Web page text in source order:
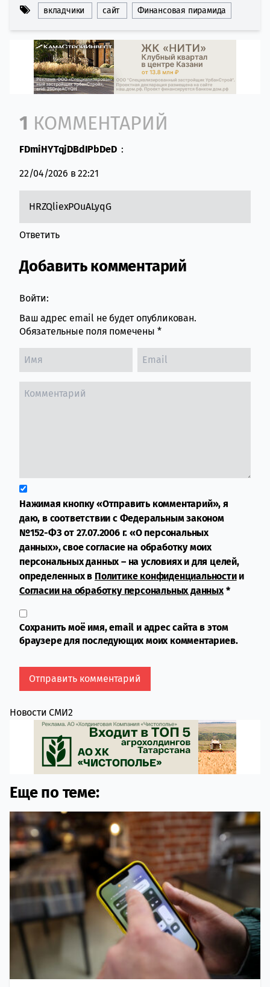
вкладчики сайт Финансовая пирамида
Comment section
1 КОММЕНТАРИЙ
FDmiHYTqjDBdIPbDeD :
22/04/2026 в 22:21
HRZQliexPOuALyqG
Ответить
Добавить комментарий
Войти:
Ваш адрес email не будет опубликован.
Обязательные поля помечены *
Нажимая кнопку «Отправить комментарий», я
даю, в соответствии с Федеральным законом
№152-ФЗ от 27.07.2006 г. «О персональных
данных», свое согласие на обработку моих
персональных данных – на условиях и для целей,
определенных в Политике конфиденциальностии
Согласии на обработку персональных данных*
Сохранить моё имя, email и адрес сайта в этом
браузере для последующих моих комментариев.
Новости СМИ2
Еще по теме: